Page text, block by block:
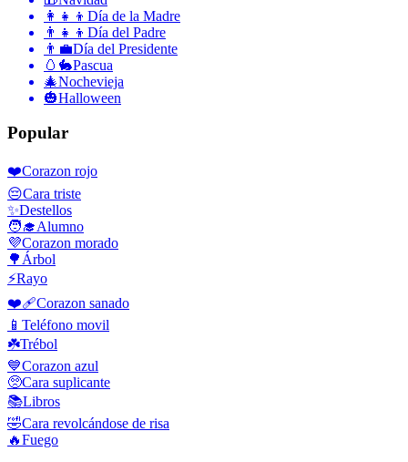
👩‍👧‍👦 Día de la Madre
👨‍👧‍👦 Día del Padre
👨‍💼Día del Presidente
🥚🐇Pascua
🎄Nochevieja
🎃Halloween
Popular
❤️Corazon rojo
😔Cara triste
✨Destellos
🧑‍🎓Alumno
💜Corazon morado
🌳 Árbol
⚡Rayo
❤️‍🩹Corazon sanado
📱 Teléfono movil
☘️Trébol
💙Corazon azul
🥺Cara suplicante
📚Libros
🤣Cara revolcándose de risa
🔥Fuego